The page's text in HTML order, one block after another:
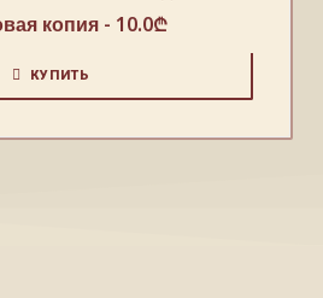
копия - 10.0₾
КУПИТЬ